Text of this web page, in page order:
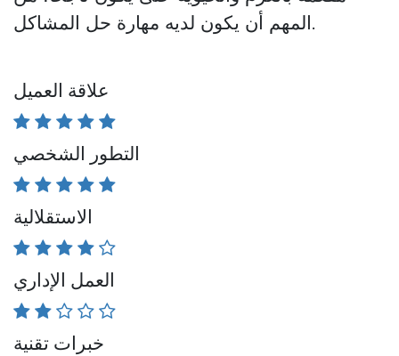
المهم أن يكون لديه مهارة حل المشاكل.
علاقة العميل
التطور الشخصي
الاستقلالية
العمل الإداري
خبرات تقنية